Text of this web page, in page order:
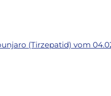
(Tirzepatid) vom